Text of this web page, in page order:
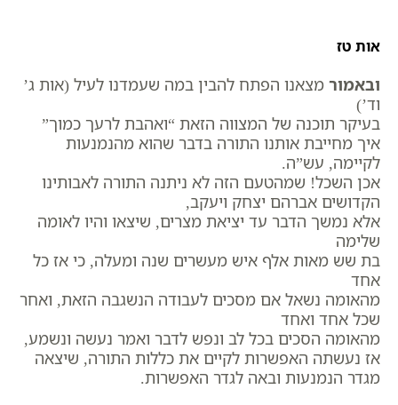
אות טז
ובאמור מצאנו הפתח להבין במה שעמדנו לעיל (אות ג’
וד’)
בעיקר תוכנה של המצווה הזאת “ואהבת לרעך כמוך”
איך מחייבת אותנו התורה בדבר שהוא מהנמנעות
לקיימה, עש”ה.
אכן השכל! שמהטעם הזה לא ניתנה התורה לאבותינו
הקדושים אברהם יצחק ויעקב,
אלא נמשך הדבר עד יציאת מצרים, שיצאו והיו לאומה
שלימה
בת שש מאות אלף איש מעשרים שנה ומעלה, כי אז כל
אחד
מהאומה נשאל אם מסכים לעבודה הנשגבה הזאת, ואחר
שכל אחד ואחד
מהאומה הסכים בכל לב ונפש לדבר ואמר נעשה ונשמע,
אז נעשתה האפשרות לקיים את כללות התורה, שיצאה
מגדר הנמנעות ובאה לגדר האפשרות.